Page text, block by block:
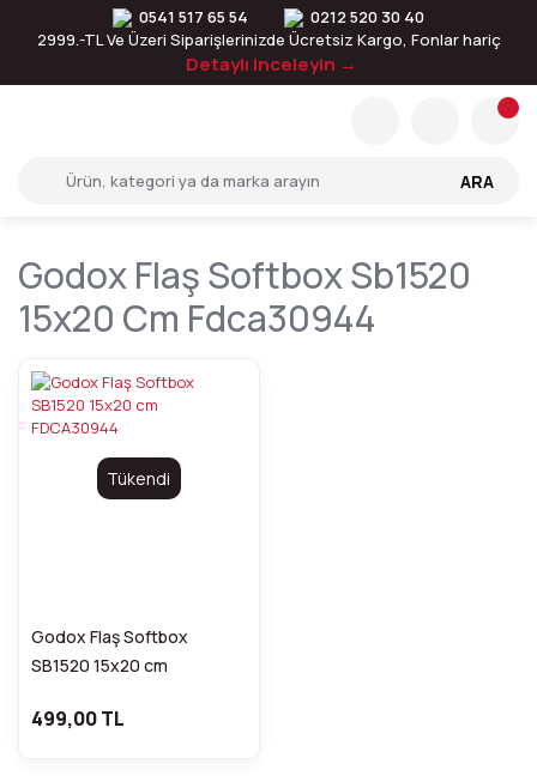
0541 517 65 54
0212 520 30 40
2999.-TL Ve Üzeri Siparişlerinizde Ücretsiz Kargo, Fonlar hariç
Detaylı inceleyin →
ARA
Godox Flaş Softbox Sb1520
15x20 Cm Fdca30944
Tükendi
Godox Flaş Softbox
SB1520 15x20 cm
499,00 TL